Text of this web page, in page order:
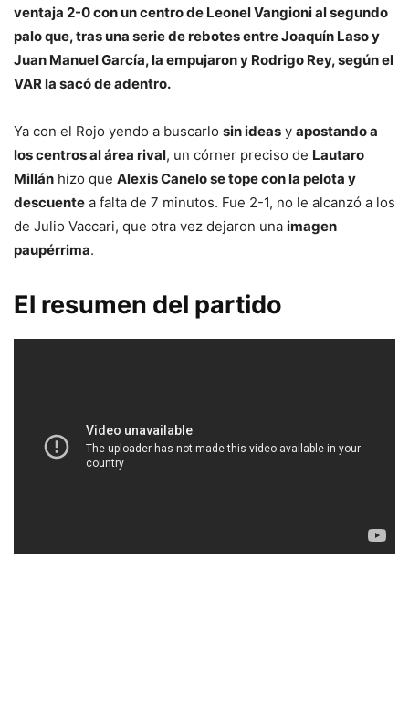
ventaja 2-0 con un centro de Leonel Vangioni al segundo
palo que, tras una serie de rebotes entre Joaquín Laso y
Juan Manuel García, la empujaron y Rodrigo Rey, según el
VAR la sacó de adentro.
Ya con el Rojo yendo a buscarlo sin ideas y apostando a
los centros al área rival, un córner preciso de Lautaro
Millán hizo que Alexis Canelo se tope con la pelota y
descuente a falta de 7 minutos. Fue 2-1, no le alcanzó a los
de Julio Vaccari, que otra vez dejaron una imagen
paupérrima.
El resumen del partido